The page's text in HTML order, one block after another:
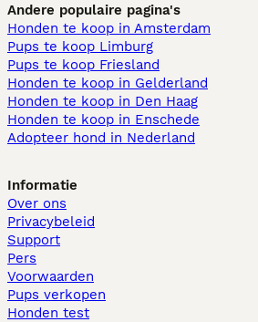
Andere populaire pagina's
Honden te koop in Amsterdam
Pups te koop Limburg​
Pups te koop Friesland​
Honden te koop in Gelderland
Honden te koop in Den Haag
Honden te koop in Enschede
Adopteer hond in Nederland
Informatie
Over ons
Privacybeleid
Support
Pers
Voorwaarden
Pups verkopen
Honden test